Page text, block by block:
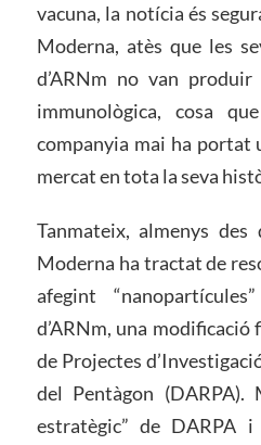
vacuna, la notícia és
Moderna, atès que les
d’ARNm no van
immunològica, cosa
companyia mai ha portat
mercat en tota la seva
Tanmateix, almenys
Moderna ha tractat de
afegint
d’ARNm, una modificació
de Projectes
del Pentàgon (DARPA).
estratègic” de DARPA